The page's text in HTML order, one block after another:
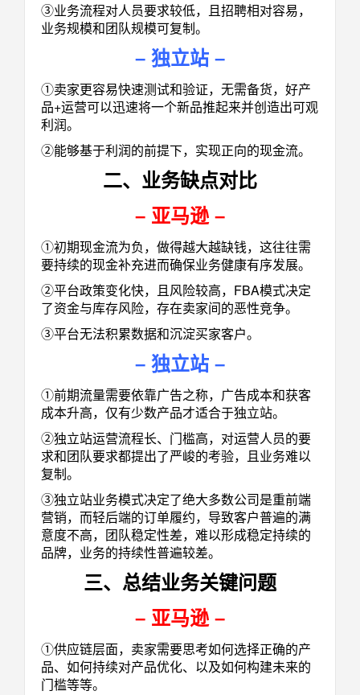
③业务流程对人员要求较低，且招聘相对容易，
业务规模和团队规模可复制。
– 独立站 –
①卖家更容易快速测试和验证，无需备货，好产
品+运营可以迅速将一个新品推起来并创造出可观
利润。
②能够基于利润的前提下，实现正向的现金流。
二、业务缺点对比
– 亚马逊 –
①初期现金流为负，做得越大越缺钱，这往往需
要持续的现金补充进而确保业务健康有序发展。
②平台政策变化快，且风险较高，FBA模式决定
了资金与库存风险，存在卖家间的恶性竞争。
③平台无法积累数据和沉淀买家客户。
– 独立站 –
①前期流量需要依靠广告之称，广告成本和获客
成本升高，仅有少数产品才适合于独立站。
②独立站运营流程长、门槛高，对运营人员的要
求和团队要求都提出了严峻的考验，且业务难以
复制。
③独立站业务模式决定了绝大多数公司是重前端
营销，而轻后端的订单履约，导致客户普遍的满
意度不高，团队稳定性差，难以形成稳定持续的
品牌，业务的持续性普遍较差。
三、总结业务关键问题
– 亚马逊 –
①供应链层面，卖家需要思考如何选择正确的产
品、如何持续对产品优化、以及如何构建未来的
门槛等等。